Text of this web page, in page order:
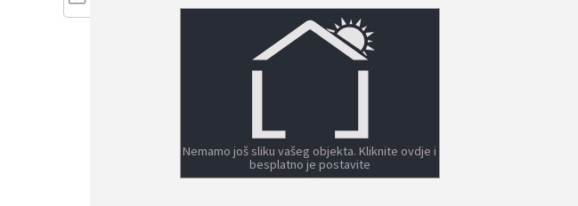
Nemamo još sliku vašeg objekta. Kliknite ovdje i
besplatno je postavite